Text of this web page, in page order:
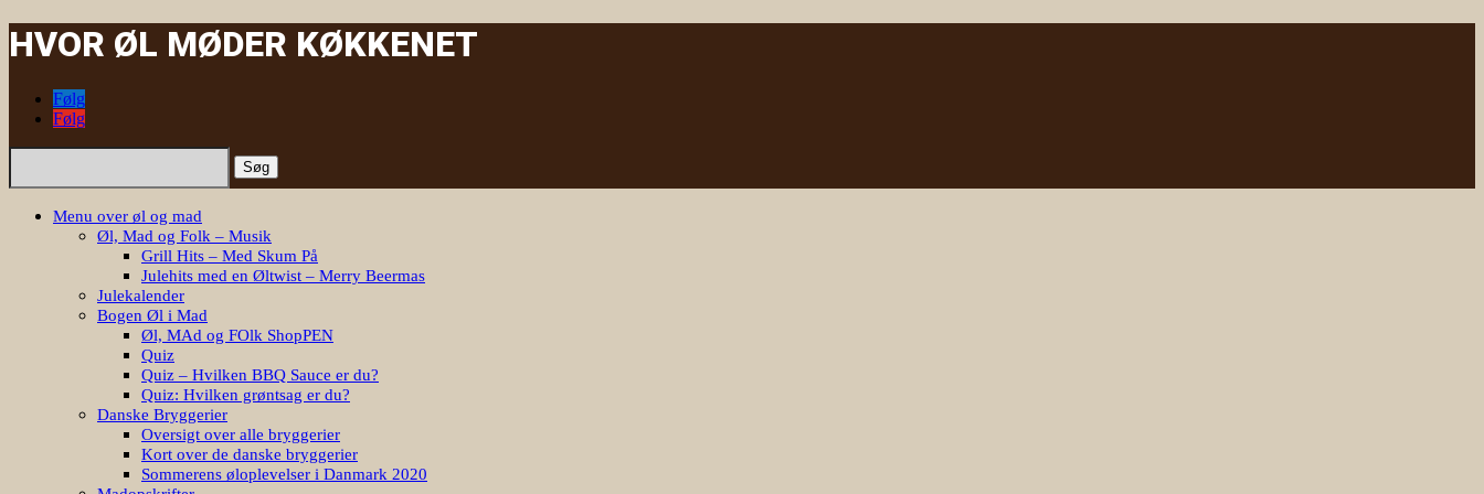
HVOR ØL MØDER KØKKENET
Følg
Følg
Søg
Menu over øl og mad
Øl, Mad og Folk – Musik
Grill Hits – Med Skum På
Julehits med en Øltwist – Merry Beermas
Julekalender
Bogen Øl i Mad
Øl, MAd og FOlk ShopPEN
Quiz
Quiz – Hvilken BBQ Sauce er du?
Quiz: Hvilken grøntsag er du?
Danske Bryggerier
Oversigt over alle bryggerier
Kort over de danske bryggerier
Sommerens øloplevelser i Danmark 2020